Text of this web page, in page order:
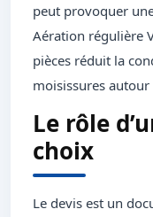
peut provoquer
Aération régulière
pièces réduit la
moisissures autour
Le rôle
choix
Le devis est un